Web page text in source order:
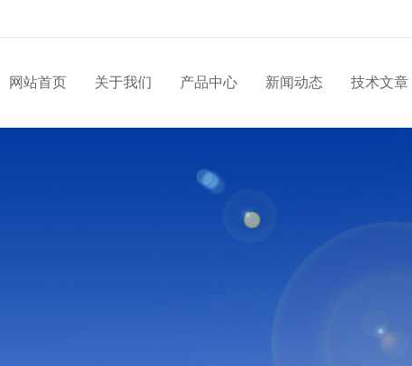
网站首页 关于我们 产品中心 新闻动态 技术文章